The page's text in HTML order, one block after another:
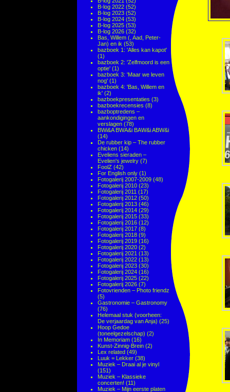
B-log 2022 (52)
B-log 2023 (52)
B-log 2024 (53)
B-log 2025 (53)
B-log 2026 (32)
Bas, Willem (, Aad, Peter-
Jan) en ik (53)
bazboek 1: 'Alles kan kapot'
(1)
bazboek 2: 'Zelfmoord is een
optie' (1)
bazboek 3: 'Maar we leven
nog' (1)
bazboek 4: 'Bas, Willem en
ik' (2)
bazboekpresentaties (3)
bazboekrecensies (8)
bazboptredens –
aankondigingen en
verslagen (78)
BWi&A BWA&i BAW&i ABW&i
(14)
De rubber kip – The rubber
chicken (14)
Eveliens sieraden –
Evelien's jewelry (7)
FoolZ (42)
For English only (1)
Fotogalerij 2007-2009 (48)
Fotogalerij 2010 (23)
Fotogalerij 2011 (17)
Fotogalerij 2012 (50)
Fotogalerij 2013 (46)
Fotogalerij 2014 (29)
Fotogalerij 2015 (33)
Fotogalerij 2016 (12)
Fotogalerij 2017 (8)
Fotogalerij 2018 (9)
Fotogalerij 2019 (16)
Fotogalerij 2020 (2)
Fotogalerij 2021 (13)
Fotogalerij 2022 (13)
Fotogalerij 2023 (30)
Fotogalerij 2024 (16)
Fotogalerij 2025 (22)
Fotogalerij 2026 (7)
Fotovrienden – Photo friendz
(5)
Gastronomie – Gastronomy
(76)
Helemaal stuk (voorheen:
De verjaardag van Anja) (25)
Hoop Gedoe
(toneelgezelschap) (2)
In Memoriam (16)
Kunst-Zinnig-Brein (2)
Lex related (49)
Luuk = Lekker (38)
Muziek – Draai al je vinyl
(151)
Muziek – Klassieke
concerten! (11)
Muziek – Mijn eerste platen